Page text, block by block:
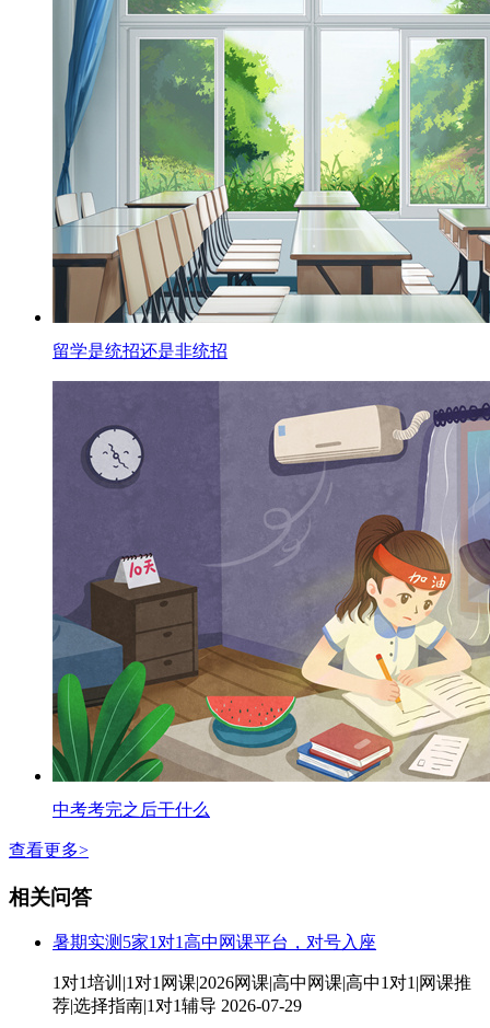
留学是统招还是非统招
中考考完之后干什么
查看更多>
相关问答
暑期实测5家1对1高中网课平台，对号入座
1对1培训|1对1网课|2026网课|高中网课|高中1对1|网课推
荐|选择指南|1对1辅导 2026-07-29